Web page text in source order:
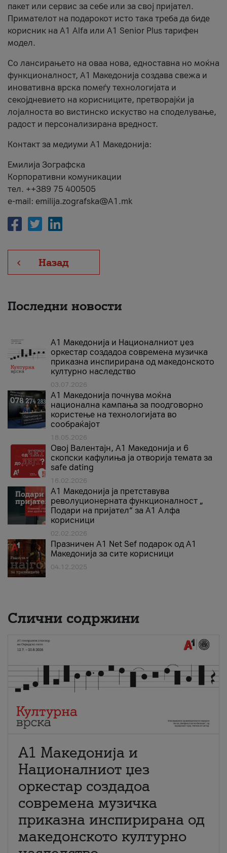
пакет или сервис за себе или за свој пријател.
Примателот на подарокот исто така треба да биде
корисник на А1 Alfa или A1 Senior Plus тарифен
модел.
Со лансирањето на оваа нова, едноставна но моќна
функционалност, А1 Македонија создава свежа и
иновативна врска помеѓу технологијата и
секојдневието на корисниците, претворајќи ја
лојалноста во вистинско искуство на споделување,
радост и персонализирана вредност.
Контакт за медиуми А1 Македонија:
Емилија Зографска
Корпоративни комуникации
тел. ++389 75 400505
e-mail: emilija.zografska@A1.mk
Назад
Последни новости
А1 Македонија и Националниот џез
оркестар создадоа современа музичка
приказна инспирирана од македонското
културно наследство
03.07.2026
A1 Македонија почнува моќна
национална кампања за поодговорно
користење на технологијата во
сообраќајот
18.05.2026
Овој Валентајн, A1 Македонија и 6
скопски кафулиња ја отворија темата за
safe dating
16.02.2026
А1 Македонија ја претставува
револуционерната функционалност „
Подари на пријател“ за А1 Алфа
корисници
02.02.2026
Празничен A1 Net Sеf подарок од А1
Македонија за сите корисници
04.12.2025
Слични содржини
А1 Македонија и
Националниот џез
оркестар создадоа
современа музичка
приказна инспирирана од
македонското културно